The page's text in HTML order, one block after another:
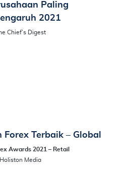
Paling
2021
Chief’s Digest
Forex Terbaik – Global
Awards 2021 – Retail
Holiston Media